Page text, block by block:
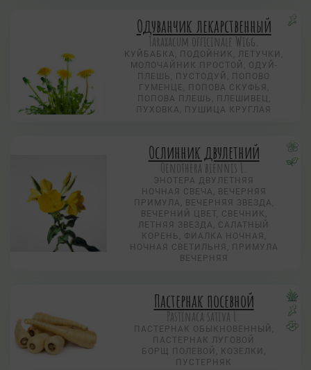
Одуванчик лекарственный
Taraxacum officinale Wigg.
КУЙБАБКА, ПОДОЙНИК, ЛЕТУЧКИ,
МОЛОЧАЙНИК ПРОСТОЙ, ОДУЙ-
ПЛЕШЬ, ПУСТОДУЙ, ПОПОВО
ГУМЕНЦЕ, ПОПОВА СКУФЬЯ,
ПОПОВА ПЛЕШЬ, ПЛЕШИВЕЦ,
ПУХОВКА, ПУШИЦА КРУГЛАЯ
Ослинник двулетний
Oenothera biennis L.
ЭНОТЕРА ДВУЛЕТНЯЯ
НОЧНАЯ СВЕЧА, ВЕЧЕРНЯЯ
ПРИМУЛА, ВЕЧЕРНЯЯ ЗВЕЗДА,
ВЕЧЕРНИЙ ЦВЕТ, СВЕЧНИК,
ЛЕТНЯЯ ЗВЕЗДА, САЛАТНЫЙ
КОРЕНЬ, ФИАЛКА НОЧНАЯ,
НОЧНАЯ СВЕТИЛЬНЯ, ПРИМУЛА
ВЕЧЕРНЯЯ
Пастернак посевной
Pastinaca sativa L.
ПАСТЕРНАК ОБЫКНОВЕННЫЙ,
ПАСТЕРНАК ЛУГОВОЙ
БОРЩ ПОЛЕВОЙ, КОЗЕЛКИ,
ПУСТЕРНЯК